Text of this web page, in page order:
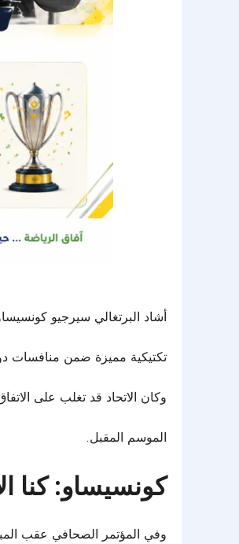
أشاد البرتغالي سيرجيو
تكتيكية مميزة ضمن منافسات
وكان الاتحاد قد تغلب على الاتفاق بنتيجة 3-1 مساء الخميس، ضمن الجولة الـ33 من الدوري، ليعزز حظوظه في التأهل
الموسم المقبل.
كونسيساو: كنا
وفي المؤتمر الصحافي عقب